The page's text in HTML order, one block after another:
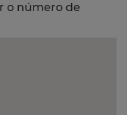
o número de